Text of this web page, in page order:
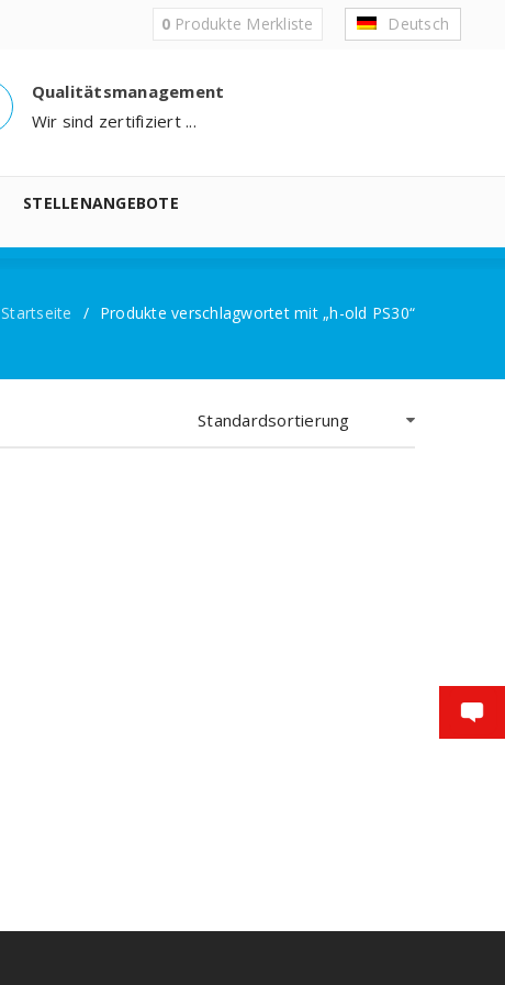
0Produkte Merkliste Deutsch
Qualitätsmanagement
Wir sind zertifiziert ...
STELLENANGEBOTE
Startseite / Produkte verschlagwortet mit „h-old PS30“
Standardsortierung